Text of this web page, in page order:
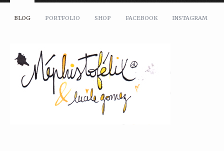
BLOG PORTFOLIO SHOP FACEBOOK INSTAGRAM